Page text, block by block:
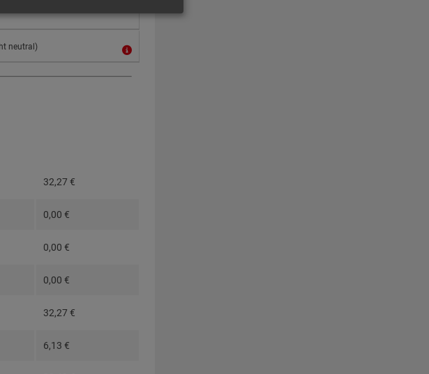
32,27 €
0,00 €
0,00 €
0,00 €
32,27 €
6,13 €